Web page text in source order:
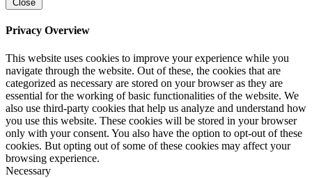
Close
Privacy Overview
This website uses cookies to improve your experience while you
navigate through the website. Out of these, the cookies that are
categorized as necessary are stored on your browser as they are
essential for the working of basic functionalities of the website. We
also use third-party cookies that help us analyze and understand how
you use this website. These cookies will be stored in your browser
only with your consent. You also have the option to opt-out of these
cookies. But opting out of some of these cookies may affect your
browsing experience.
Necessary